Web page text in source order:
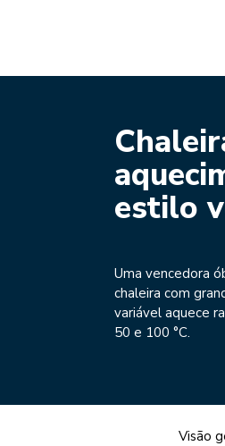
estilo
Uma vencedora
chaleira com
variável aquece
50 e 100 °C.
Visão